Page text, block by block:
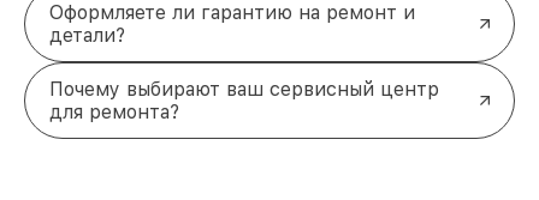
Оформляете ли гарантию на ремонт и
детали?
Почему выбирают ваш сервисный центр
для ремонта?